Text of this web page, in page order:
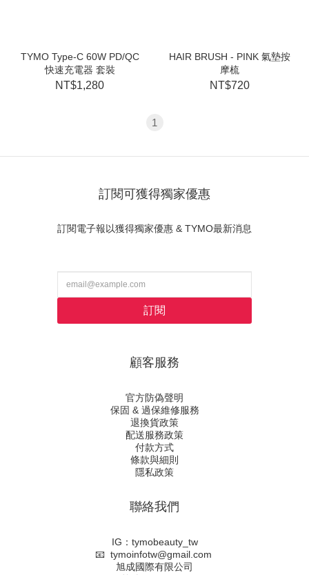
TYMO Type-C 60W PD/QC
快速充電器 套裝
NT$1,280
HAIR BRUSH - PINK 氣墊按
摩梳
NT$720
1
訂閱可獲得獨家優惠
訂閱電子報以獲得獨家優惠 & TYMO最新消息
訂閱
顧客服務
官方防偽聲明
保固 & 過保維修服務
退換貨政策
配送服務政策
付款方式
條款與細則
隱私政策
聯絡我們
IG：tymobeauty_tw
📧 tymoinfotw@gmail.com
旭成國際有限公司